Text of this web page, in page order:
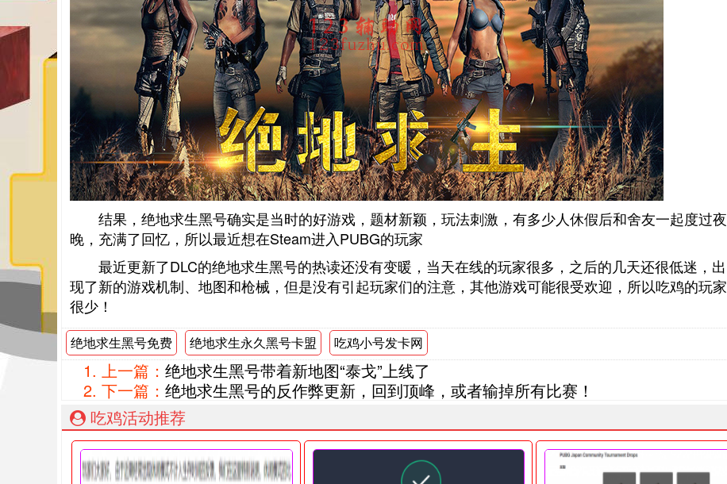
结果，绝地求生黑号确实是当时的好游戏，题材新颖，玩法刺激，有多少人休假后和舍友一起度过夜
晚，充满了回忆，所以最近想在Steam进入PUBG的玩家
最近更新了DLC的绝地求生黑号的热读还没有变暖，当天在线的玩家很多，之后的几天还很低迷，出
现了新的游戏机制、地图和枪械，但是没有引起玩家们的注意，其他游戏可能很受欢迎，所以吃鸡的玩家
很少！
绝地求生黑号免费 绝地求生永久黑号卡盟 吃鸡小号发卡网
上一篇： 绝地求生黑号带着新地图“泰戈”上线了
下一篇： 绝地求生黑号的反作弊更新，回到顶峰，或者输掉所有比赛！
吃鸡活动推荐